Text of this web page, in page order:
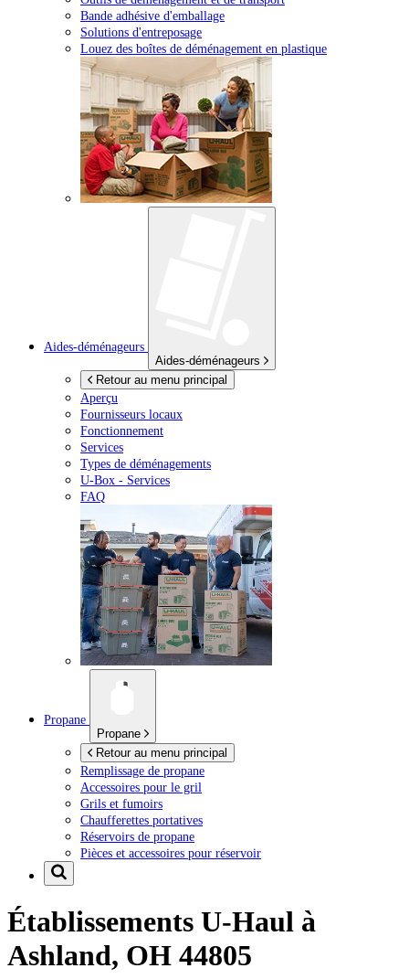
Bande adhésive d'emballage
Solutions d'entreposage
Louez des boîtes de déménagement en plastique
Aides-déménageurs
Aides-déménageurs
Retour au menu principal
Aperçu
Fournisseurs locaux
Fonctionnement
Services
Types de déménagements
U-Box - Services
FAQ
Propane
Propane
Retour au menu principal
Remplissage de propane
Accessoires pour le gril
Grils et fumoirs
Chaufferettes portatives
Réservoirs de propane
Pièces et accessoires pour réservoir
Établissements U-Haul à
Ashland, OH 44805